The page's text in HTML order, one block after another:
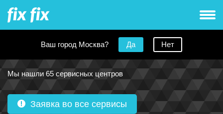
Ваш город Москва? Да Нет
Ремонт холодильников Lgen в Москве
Мы нашли 65 сервисных центров
Заявка во все сервисы